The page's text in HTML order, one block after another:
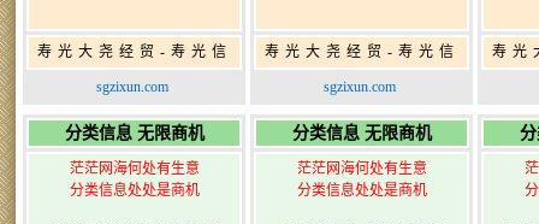
寿光大尧经贸-寿光信
息网-免费信息发布网-
sgzixun.com
寿光大尧经贸-寿光信
息网-免费信息发布网-
sgzixun.com
寿光
分类信息 无限商机
茫茫网海何处有生意
分类信息处处是商机
分类信息 无限商机
茫茫网海何处有生意
分类信息处处是商机